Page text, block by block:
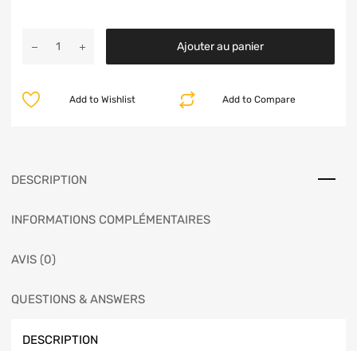
Ajouter au panier
Add to Compare
Add to Wishlist
DESCRIPTION
INFORMATIONS COMPLÉMENTAIRES
AVIS (0)
QUESTIONS & ANSWERS
DESCRIPTION